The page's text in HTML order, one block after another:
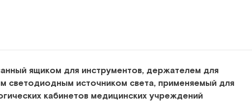
ящиком для инструментов, держателем для
светодиодным источником света, применяемый для
кабинетов медицинских учреждений